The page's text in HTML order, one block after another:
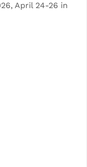
April 24-26 in